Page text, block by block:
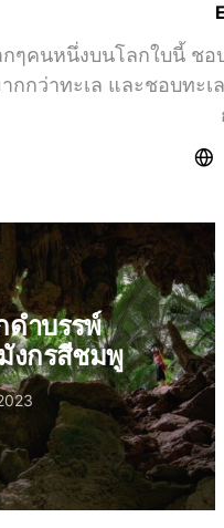
ๆคนหนึ่งบนโลกใบนี้ ช
กกว่าทะเล และชอบทะ
ดำบรรพ์
งกรสีชมพู